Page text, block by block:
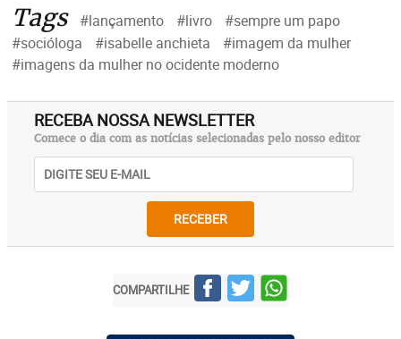
Tags #lançamento #livro
#sempre um papo
#socióloga
#isabelle anchieta
#imagem da mulher
#imagens da mulher no ocidente moderno
RECEBA NOSSA NEWSLETTER
Comece o dia com as notícias selecionadas pelo nosso editor
RECEBER
COMPARTILHE